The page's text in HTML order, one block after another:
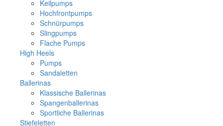
Keilpumps
Hochfrontpumps
Schnürpumps
Slingpumps
Flache Pumps
High Heels
Pumps
Sandaletten
Ballerinas
Klassische Ballerinas
Spangenballerinas
Sportliche Ballerinas
Stiefeletten